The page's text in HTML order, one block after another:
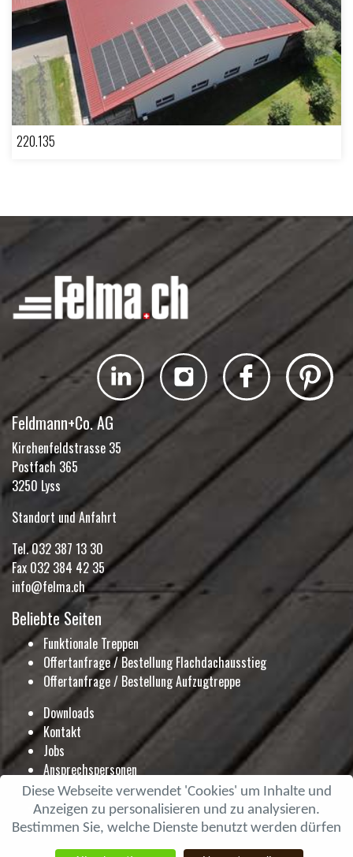
220.135
Feldmann+Co. AG
Kirchenfeldstrasse 35
Postfach 365
3250 Lyss
Standort und Anfahrt
Tel.032 387 13 30
Fax 032 384 42 35
info@felma.ch
Beliebte Seiten
Funktionale Treppen
Offertanfrage / Bestellung Flachdachausstieg
Offertanfrage / Bestellung Aufzugtreppe
Downloads
Kontakt
Jobs
Ansprechspersonen
Ausstellung
Blog
Prospekte
Diese Webseite verwendet 'Cookies' um Inhalte und
Anzeigen zu personalisieren und zu analysieren.
Bestimmen Sie, welche Dienste benutzt werden dürfen